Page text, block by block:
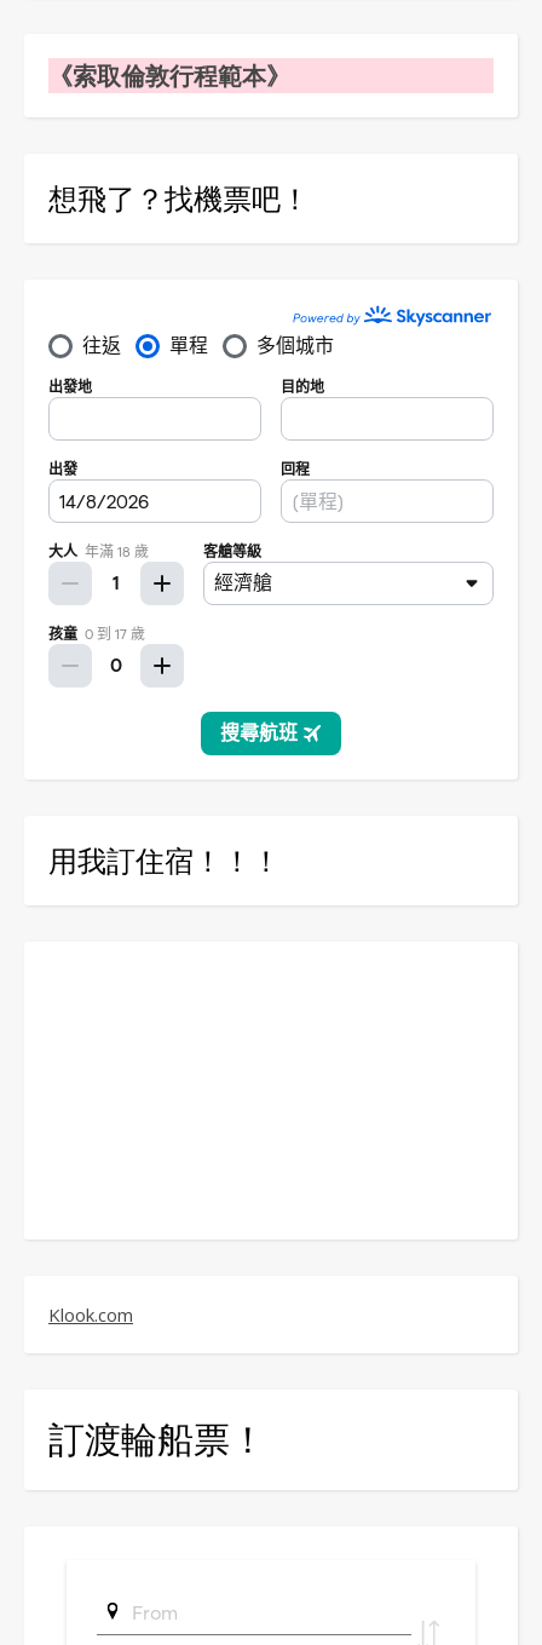
《索取倫敦行程範本》
想飛了？找機票吧！
用我訂住宿！！！
Klook.com
訂渡輪船票！